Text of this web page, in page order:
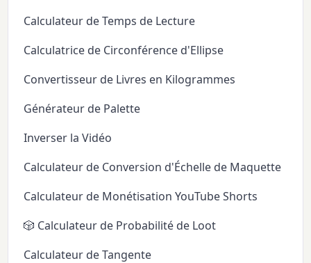
Calculateur de Temps de Lecture
Calculatrice de Circonférence d'Ellipse
Convertisseur de Livres en Kilogrammes
Générateur de Palette
Inverser la Vidéo
Calculateur de Conversion d'Échelle de Maquette
Calculateur de Monétisation YouTube Shorts
🎲 Calculateur de Probabilité de Loot
Calculateur de Tangente